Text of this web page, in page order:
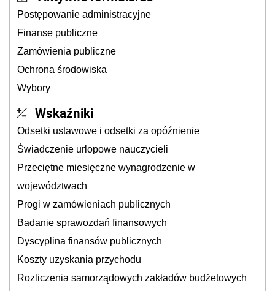
Postępowanie administracyjne
Finanse publiczne
Zamówienia publiczne
Ochrona środowiska
Wybory
Wskaźniki
Odsetki ustawowe i odsetki za opóźnienie
Świadczenie urlopowe nauczycieli
Przeciętne miesięczne wynagrodzenie w
województwach
Progi w zamówieniach publicznych
Badanie sprawozdań finansowych
Dyscyplina finansów publicznych
Koszty uzyskania przychodu
Rozliczenia samorządowych zakładów budżetowych